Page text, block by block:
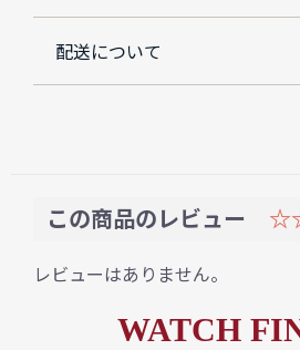
配送について
この商品のレビュー
レビューはありません。
WATCH